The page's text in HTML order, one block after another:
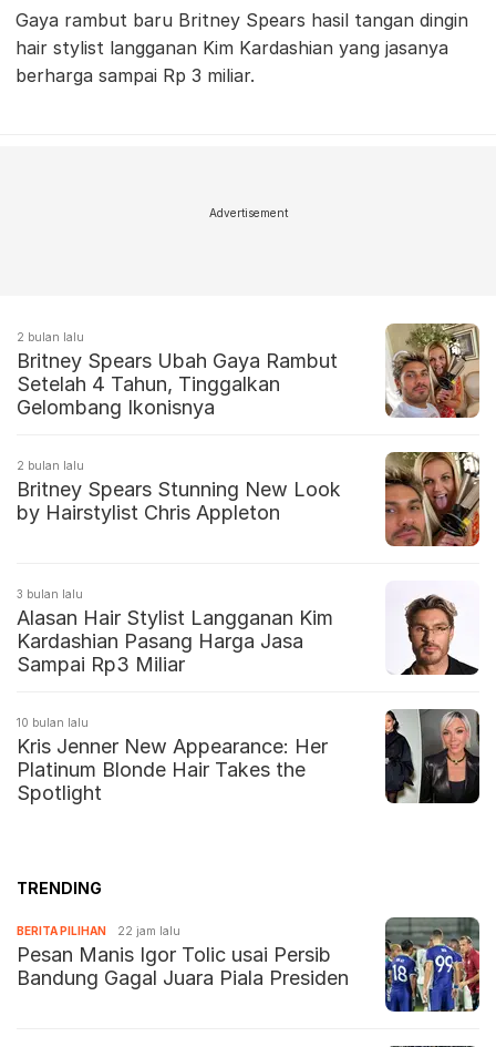
Gaya rambut baru Britney Spears hasil tangan dingin
hair stylist langganan Kim Kardashian yang jasanya
berharga sampai Rp 3 miliar.
Advertisement
2 bulan lalu
Britney Spears Ubah Gaya Rambut
Setelah 4 Tahun, Tinggalkan
Gelombang Ikonisnya
2 bulan lalu
Britney Spears Stunning New Look
by Hairstylist Chris Appleton
3 bulan lalu
Alasan Hair Stylist Langganan Kim
Kardashian Pasang Harga Jasa
Sampai Rp3 Miliar
10 bulan lalu
Kris Jenner New Appearance: Her
Platinum Blonde Hair Takes the
Spotlight
TRENDING
BERITA PILIHAN 22 jam lalu
Pesan Manis Igor Tolic usai Persib
Bandung Gagal Juara Piala Presiden